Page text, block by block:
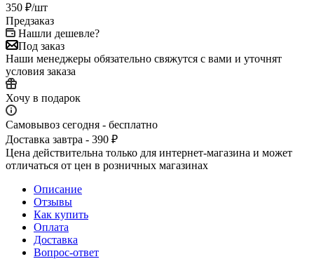
350 ₽/шт
Предзаказ
Нашли дешевле?
Под заказ
Наши менеджеры обязательно свяжутся с вами и уточнят
условия заказа
Хочу в подарок
Самовывоз сегодня - бесплатно
Доставка завтра - 390 ₽
Цена действительна только для интернет-магазина и может
отличаться от цен в розничных магазинах
Описание
Отзывы
Как купить
Оплата
Доставка
Вопрос-ответ